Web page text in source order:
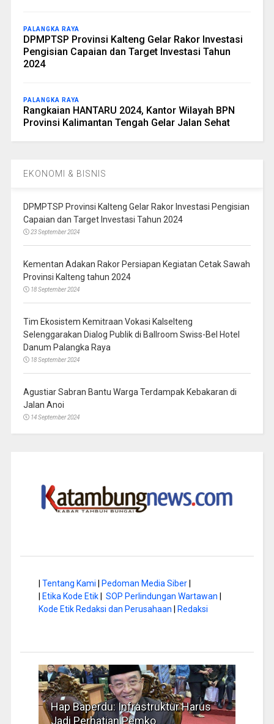
PALANGKA RAYA
DPMPTSP Provinsi Kalteng Gelar Rakor Investasi
Pengisian Capaian dan Target Investasi Tahun
2024
PALANGKA RAYA
Rangkaian HANTARU 2024, Kantor Wilayah BPN
Provinsi Kalimantan Tengah Gelar Jalan Sehat
EKONOMI & BISNIS
DPMPTSP Provinsi Kalteng Gelar Rakor Investasi Pengisian
Capaian dan Target Investasi Tahun 2024
23 September 2024
Kementan Adakan Rakor Persiapan Kegiatan Cetak Sawah
Provinsi Kalteng tahun 2024
18 September 2024
Tim Ekosistem Kemitraan Vokasi Kalselteng
Selenggarakan Dialog Publik di Ballroom Swiss-Bel Hotel
Danum Palangka Raya
18 September 2024
Agustiar Sabran Bantu Warga Terdampak Kebakaran di
Jalan Anoi
14 September 2024
Tentang Kami Pedoman Media Siber|
Etika Kode Etik| SOP Perlindungan Wartawan
Kode Etik Redaksi dan Perusahaan
Redaksi
Hap Baperdu: Infrastruktur Harus
Jadi Perhatian Pemko